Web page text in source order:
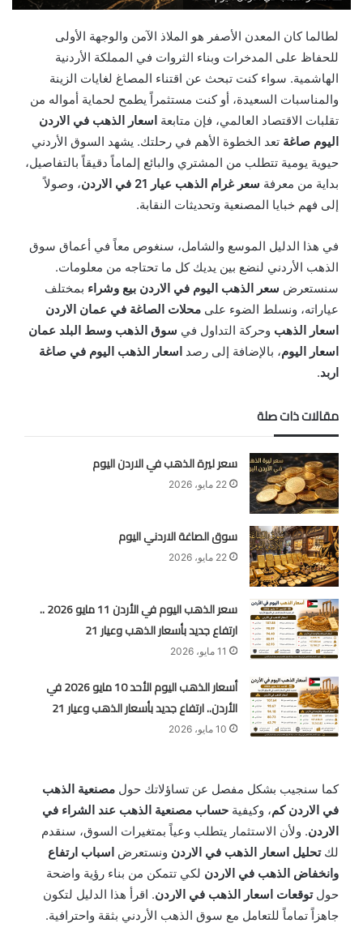
لطالما كان المعدن الأصفر هو الملاذ الآمن والوجهة الأولى
للحفاظ على المدخرات وبناء الثروات في المملكة الأردنية
الهاشمية. سواء كنت تبحث عن اقتناء المصاغ لغايات الزينة
والمناسبات السعيدة، أو كنت مستثمراً يطمح لحماية أمواله من
تقلبات الاقتصاد العالمي، فإن متابعة اسعار الذهب في الاردن
اليوم صاغة تعد الخطوة الأهم في رحلتك. يشهد السوق الأردني
حيوية يومية تتطلب من المشتري والبائع إلماماً دقيقاً بالتفاصيل،
بداية من معرفة سعر غرام الذهب عيار 21 في الاردن
، وصولاً
إلى فهم خبايا المصنعية وتحديثات النقابة.
في هذا الدليل الموسع والشامل، سنغوص معاً في أعماق سوق
الذهب الأردني لنضع بين يديك كل ما تحتاجه من معلومات.
سنستعرض سعر الذهب اليوم في الاردن بيع وشراء بمختلف
عياراته، ونسلط الضوء على محلات الصاغة في عمان الاردن
اسعار الذهب وحركة التداول في سوق الذهب وسط البلد عمان
اسعار اليوم، بالإضافة إلى رصد اسعار الذهب اليوم في صاغة
اربد.
مقالات ذات صلة
سعر ليرة الذهب في الاردن اليوم
22 مايو، 2026
سوق الصاغة الاردني اليوم
22 مايو، 2026
سعر الذهب اليوم في الأردن 11 مايو 2026 ..
ارتفاع جديد بأسعار الذهب وعيار 21
11 مايو، 2026
أسعار الذهب اليوم الأحد 10 مايو 2026 في
الأردن.. ارتفاع جديد بأسعار الذهب وعيار 21
10 مايو، 2026
كما سنجيب بشكل مفصل عن تساؤلاتك حول مصنعية الذهب
في الاردن كم، وكيفية حساب مصنعية الذهب عند الشراء في
الاردن. ولأن الاستثمار يتطلب وعياً بمتغيرات السوق، سنقدم
لكتحليل اسعار الذهب في الاردن ونستعرض اسباب ارتفاع
وانخفاض الذهب في الاردن لكي تتمكن من بناء رؤية واضحة
حولتوقعات اسعار الذهب في الاردن. اقرأ هذا الدليل لتكون
جاهزاً تماماً للتعامل مع سوق الذهب الأردني بثقة واحترافية.